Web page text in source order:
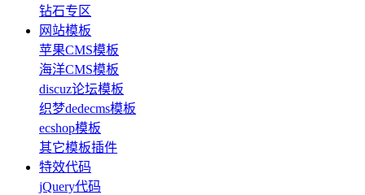
钻石专区
网站模板
苹果CMS模板
海洋CMS模板
discuz论坛模板
织梦dedecms模板
ecshop模板
其它模板插件
特效代码
jQuery代码